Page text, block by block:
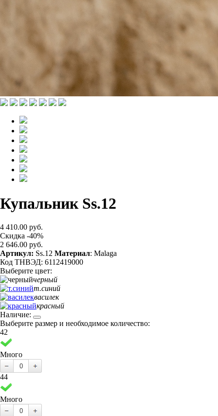
Купальник Ss.12
4 410.00 руб.
Скидка -40%
2 646.00 руб.
Артикул: Ss.12 Материал: Malaga
Код ТНВЭД: 6112419000
Выберите цвет:
черный
т.синий
василек
красный
Наличие:
Выберите размер и необходимое количество:
42
Много
44
Много